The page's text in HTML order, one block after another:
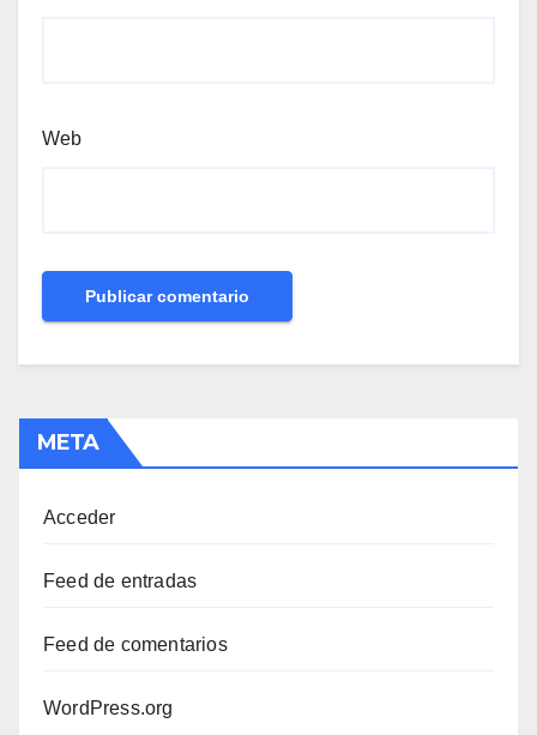
Web
META
Acceder
Feed de entradas
Feed de comentarios
WordPress.org